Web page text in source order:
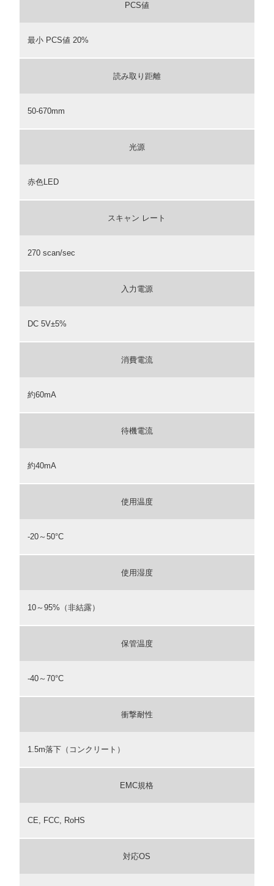
PCS値
最小 PCS値 20%
読み取り距離
50-670mm
光源
赤色LED
スキャン レート
270 scan/sec
入力電源
DC 5V±5%
消費電流
約60mA
待機電流
約40mA
使用温度
-20～50°C
使用湿度
10～95%（非結露）
保管温度
-40～70°C
衝撃耐性
1.5m落下（コンクリート）
EMC規格
CE, FCC, RoHS
対応OS